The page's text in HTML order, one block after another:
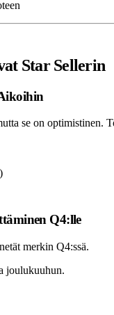
Star Sellerin
se on optimistinen.
Q4:lle
merkin Q4:ssä.
joulukuuhun.